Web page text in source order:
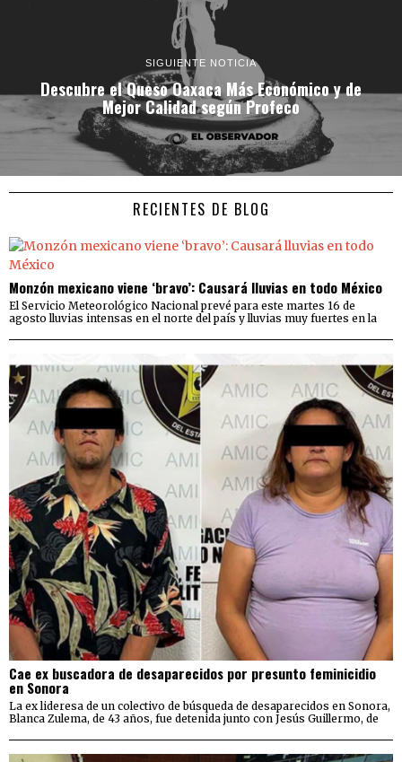
SIGUIENTE NOTICIA
Descubre el Queso Oaxaca Más Económico y de
Mejor Calidad según Profeco
RECIENTES DE BLOG
Monzón mexicano viene ‘bravo’: Causará lluvias en todo México
El Servicio Meteorológico Nacional prevé para este martes 16 de
agosto lluvias intensas en el norte del país y lluvias muy fuertes en la
Cae ex buscadora de desaparecidos por presunto feminicidio
en Sonora
La ex lideresa de un colectivo de búsqueda de desaparecidos en Sonora,
Blanca Zulema, de 43 años, fue detenida junto con Jesús Guillermo, de